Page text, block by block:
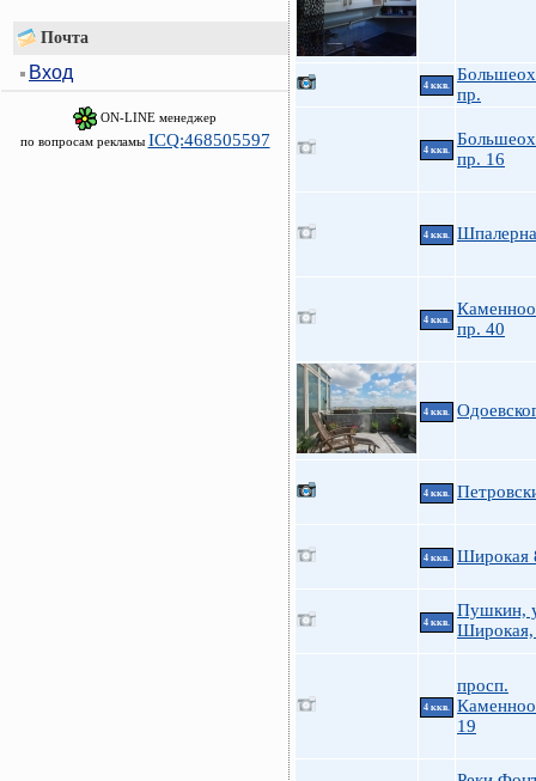
Почта
Вход
ON-LINE менеджер
по вопросам рекламы ICQ:468505597
4 ккв.
пр.
4 ккв.
пр. 16
4 ккв.
4 ккв.
пр. 40
4 ккв.
4 ккв.
4 ккв. Широкая
4 ккв.
Пушкин,
4 ккв.
просп.
19